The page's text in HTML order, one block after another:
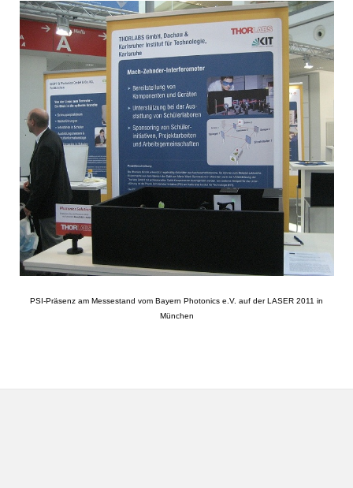
PSI-Präsenz am Messestand vom Bayern Photonics e.V. auf der LASER 2011 in
München